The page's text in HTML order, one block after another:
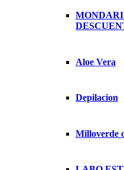
Aloe Vera
Depilacion
Milloverde